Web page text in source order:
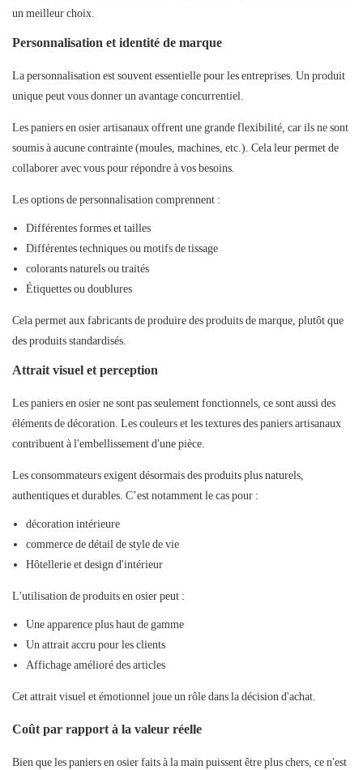
un meilleur choix.
Personnalisation et identité de marque
La personnalisation est souvent essentielle pour les entreprises. Un produit
unique peut vous donner un avantage concurrentiel.
Les paniers en osier artisanaux offrent une grande flexibilité, car ils ne sont
soumis à aucune contrainte (moules, machines, etc.). Cela leur permet de
collaborer avec vous pour répondre à vos besoins.
Les options de personnalisation comprennent :
Différentes formes et tailles
Différentes techniques ou motifs de tissage
colorants naturels ou traités
Étiquettes ou doublures
Cela permet aux fabricants de produire des produits de marque, plutôt que
des produits standardisés.
Attrait visuel et perception
Les paniers en osier ne sont pas seulement fonctionnels, ce sont aussi des
éléments de décoration. Les couleurs et les textures des paniers artisanaux
contribuent à l'embellissement d'une pièce.
Les consommateurs exigent désormais des produits plus naturels,
authentiques et durables. C’est notamment le cas pour :
décoration intérieure
commerce de détail de style de vie
Hôtellerie et design d'intérieur
L'utilisation de produits en osier peut :
Une apparence plus haut de gamme
Un attrait accru pour les clients
Affichage amélioré des articles
Cet attrait visuel et émotionnel joue un rôle dans la décision d'achat.
Coût par rapport à la valeur réelle
Bien que les paniers en osier faits à la main puissent être plus chers, ce n'est